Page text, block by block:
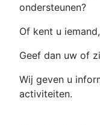
ondersteunen?
Of kent u
Geef dan uw of
Wij geven u
activiteiten.